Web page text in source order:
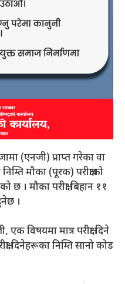
(एनजी) प्राप्त गरेका वा
मौका (पूरक) परीक्षाको
। मौका परीक्षा बिहान ११
।
विषयमा मात्र परीक्षा दिने
दिनेहरूका निम्ति सानो कोड